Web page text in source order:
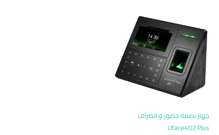
جهاز بصمة حضور و انصراف
Uface402 Plus